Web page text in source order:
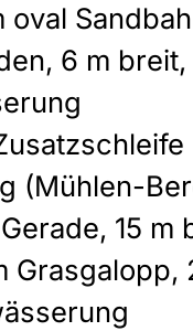
oval
6 m
(Mühlen-
Gerade, 15 m
Grasgalopp,